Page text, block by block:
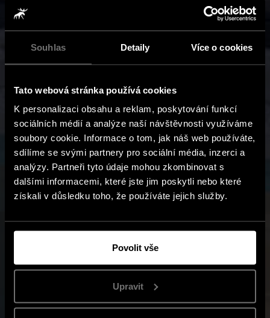
Souhlas Detaily Více o cookies
Tato webová stránka používá cookies
K personalizaci obsahu a reklam, poskytování funkcí
sociálních médií a analýze naší návštěvnosti využíváme
soubory cookie. Informace o tom, jak náš web používáte,
sdílíme se svými partnery pro sociální média, inzerci a
analýzy. Partneři tyto údaje mohou zkombinovat s
dalšími informacemi, které jste jim poskytli nebo které
získali v důsledku toho, že používáte jejich služby.
Povolit vše
Upravit